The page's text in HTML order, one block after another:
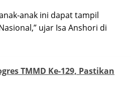
anak ini dapat tampil
ujar Isa Anshori di
TMMD Ke-129, Pastikan